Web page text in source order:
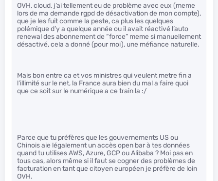
OVH, cloud, j’ai tellement eu de problème avec eux (meme
lors de ma demande rgpd de désactivation de mon compte),
que je les fuit comme la peste, ca plus les quelques
polémique d’y a quelque année ou il avait réactivé l’auto
renewal des abonnement de “force” meme si manuellement
désactivé, cela a donné (pour moi), une méfiance naturelle.
Mais bon entre ca et vos ministres qui veulent metre fin a
l’illimité sur le net, la France aura bien du mal a faire quoi
que ce soit sur le numérique a ce train la :/
Parce que tu préfères que les gouvernements US ou
Chinois aie légalement un accès open bar à tes données
quand tu utilises AWS, Azure, GCP ou Alibaba ? Moi pas en
tous cas, alors même si il faut se cogner des problèmes de
facturation en tant que citoyen européen je préfère de loin
OVH.